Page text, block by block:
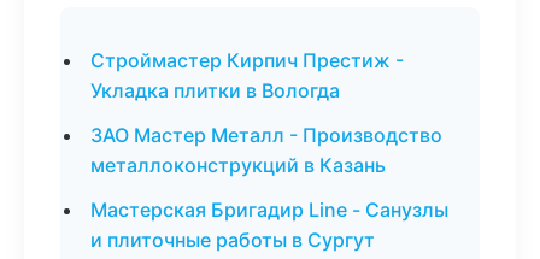
Строймастер Кирпич Престиж -
Укладка плитки в Вологда
ЗАО Мастер Металл - Производство
металлоконструкций в Казань
Мастерская Бригадир Line - Санузлы
и плиточные работы в Сургут